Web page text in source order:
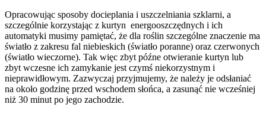
Opracowując sposoby docieplania i uszczelniania szklarni, a
szczególnie korzystając z kurtyn energooszczędnych i ich
automatyki musimy pamiętać, że dla roślin szczególne znaczenie ma
światło z zakresu fal niebieskich (światło poranne) oraz czerwonych
(światło wieczorne). Tak więc zbyt późne otwieranie kurtyn lub
zbyt wczesne ich zamykanie jest czymś niekorzystnym i
nieprawidłowym. Zazwyczaj przyjmujemy, że należy je odsłaniać
na około godzinę przed wschodem słońca, a zasunąć nie wcześniej
niż 30 minut po jego zachodzie.